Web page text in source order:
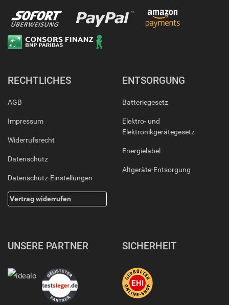
RECHTLICHES
AGB
Impressum
Widerrufsrecht
Datenschutz
Datenschutz-Einstellungen
Vertrag widerrufen
ENTSORGUNG
Batteriegesetz
Elektro- und
Elektronikgerätegesetz
Energielabel
Altgeräte-Entsorgung
UNSERE PARTNER SICHERHEIT